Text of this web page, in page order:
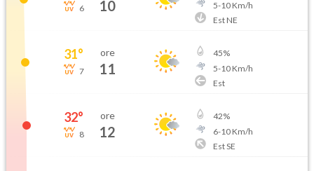
6 10
5-10Km/h
Est NE
31°
7
ore
11
45%
5-10Km/h
Est
32°
8
ore
12
42%
6-10Km/h
Est SE